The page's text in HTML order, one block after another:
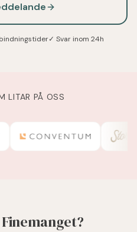
✓ Svar inom 24h
LITAR PÅ OSS